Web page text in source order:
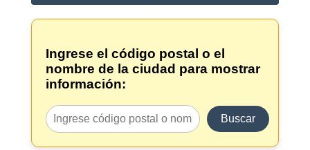
Ingrese el código postal o el
nombre de la ciudad para mostrar
información:
Buscar